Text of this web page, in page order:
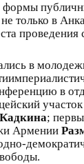
только в
в
в
;
Армении